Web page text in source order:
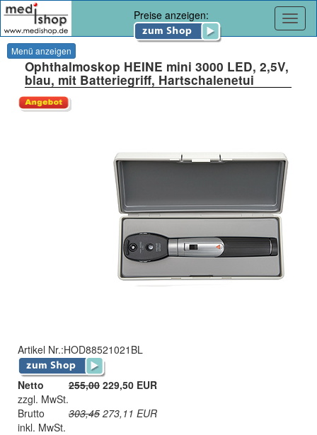
Preise anzeigen:
Menü anzeigen
Ophthalmoskop HEINE mini 3000 LED, 2,5V,
blau, mit Batteriegriff, Hartschalenetui
Artikel Nr.:HOD88521021BL
Netto 255,00 229,50 EUR
zzgl. MwSt.
Brutto
303,45 273,11 EUR
inkl. MwSt.